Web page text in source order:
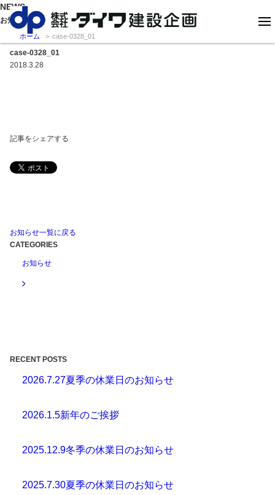
NEWS
お知らせ
ホーム case-0328_01
case-0328_01
2018.3.28
記事をシェアする
お知らせ一覧に戻る
CATEGORIES
お知らせ
RECENT POSTS
2026.7.27夏季の休業日のお知らせ
2026.1.5新年のご挨拶
2025.12.9冬季の休業日のお知らせ
2025.7.30夏季の休業日のお知らせ